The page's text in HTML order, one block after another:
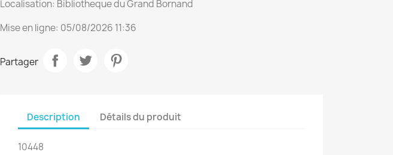
Localisation: Bibliotheque du Grand Bornand
Mise en ligne: 05/08/2026 11:36
Partager
Description Détails du produit
10448